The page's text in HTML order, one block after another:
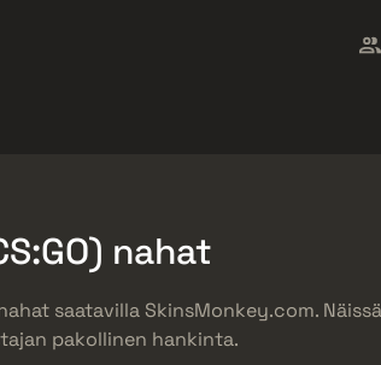
nahat
saatavilla SkinsMonkey.com.
pakollinen hankinta.